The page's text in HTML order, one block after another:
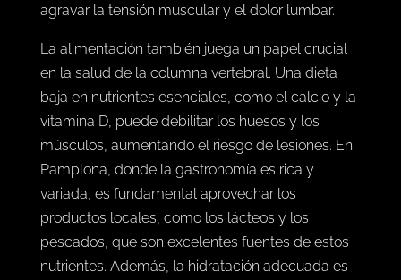
agravar la tensión muscular y el dolor lumbar.
La alimentación también juega un papel crucial
en la salud de la columna vertebral. Una dieta
baja en nutrientes esenciales, como el calcio y la
vitamina D, puede debilitar los huesos y los
músculos, aumentando el riesgo de lesiones. En
Pamplona, donde la gastronomía es rica y
variada, es fundamental aprovechar los
productos locales, como los lácteos y los
pescados, que son excelentes fuentes de estos
nutrientes. Además, la hidratación adecuada es